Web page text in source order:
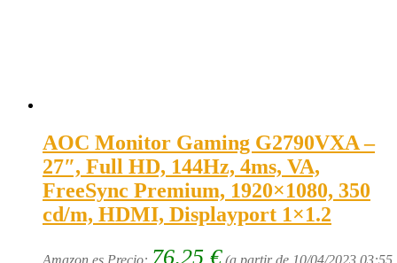
AOC Monitor Gaming G2790VXA –
27″, Full HD, 144Hz, 4ms, VA,
FreeSync Premium, 1920×1080, 350
cd/m, HDMI, Displayport 1×1.2
Amazon.es Precio: 76,25 € (a partir de 10/04/2023 03:55